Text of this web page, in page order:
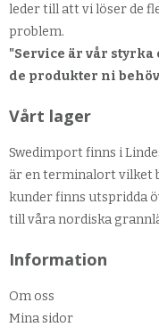
leder till att vi löser de
problem.
"Service är vår
de produkter ni
Vårt lager
Swedimport finns i
är en terminalort vilket
kunder finns utspridda
till våra nordiska
Information
Om oss
Mina sidor